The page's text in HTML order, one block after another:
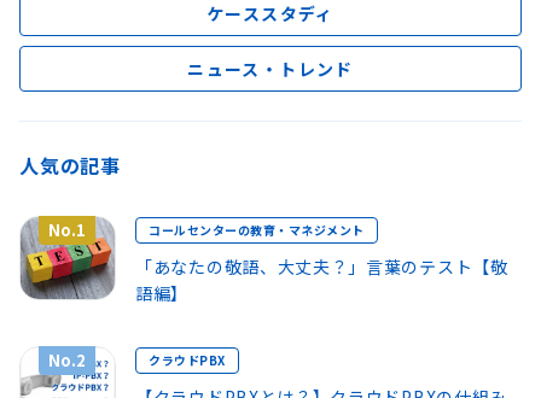
ケーススタディ
ニュース・トレンド
人気の記事
No.1 コールセンターの教育・マネジメント
「あなたの敬語、大丈夫？」言葉のテスト【敬
語編】
No.2 クラウドPBX